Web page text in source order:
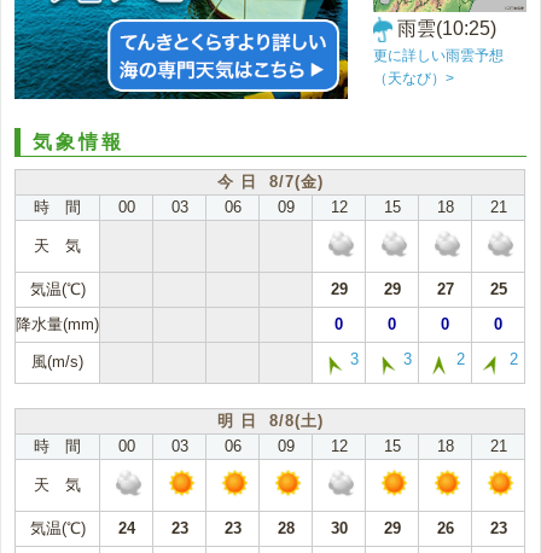
雨雲(10:25)
更に詳しい雨雲予想
（天なび）>
気象情報
今 日 8/7(金)
時 間
00 03 06 09 12 15 18 21
天 気
気温(℃) 29 29 27
25
降水量(mm)
0 0 0 0
風(m/s) 3 3 2 2
明 日 8/8(土)
時 間
00 03 06 09 12 15 18 21
天 気
気温(℃) 24 23 23 28 30 29 26
23